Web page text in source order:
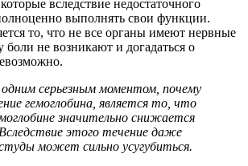
вследствие недостаточного
выполнять свои функции.
то, что не все органы имеют нервные
боли не возникают и догадаться о
серьезным моментом, почему
гемоглобина, является то, что
значительно снижается
этого течение даже
может сильно усугубиться.